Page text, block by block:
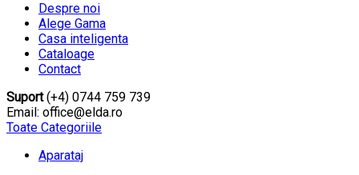
Despre noi
Alege Gama
Casa inteligenta
Cataloage
Contact
Suport(+4) 0744 759 739
Email: office@elda.ro
Toate Categoriile
Aparataj